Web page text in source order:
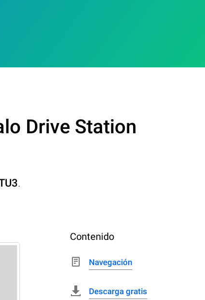
Drive Station
.
Contenido
Navegación
Descarga gratis